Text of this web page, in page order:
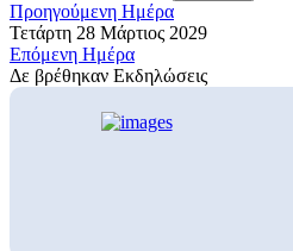
Προηγούμενη Ημέρα
Τετάρτη 28 Μάρτιος 2029
Επόμενη Ημέρα
Δε βρέθηκαν Εκδηλώσεις